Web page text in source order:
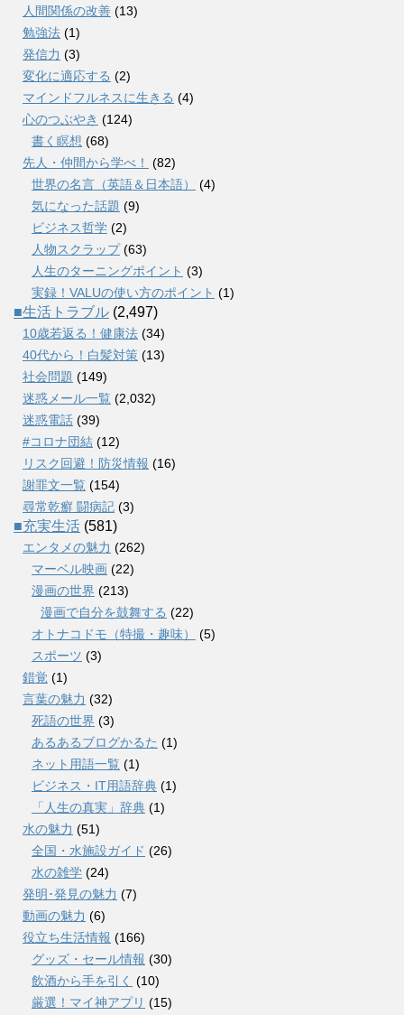
人間関係の改善 (13)
勉強法 (1)
発信力 (3)
変化に適応する (2)
マインドフルネスに生きる (4)
心のつぶやき (124)
書く瞑想 (68)
先人・仲間から学べ！
(82)
世界の名言（英語＆日本語）
(4)
気になった話題 (9)
ビジネス哲学 (2)
人物スクラップ(63)
人生のターニングポイント (3)
実録！VALUの使い方のポイント (1)
■生活トラブル (2,497)
10歳若返る！健康法 (34)
40代から！白髪対策 (13)
社会問題 (149)
迷惑メール一覧 (2,032)
迷惑電話 (39)
#コロナ団結 (12)
リスク回避！防災情報 (16)
謝罪文一覧 (154)
尋常乾癬 闘病記 (3)
■充実生活 (581)
エンタメの魅力 (262)
マーベル映画 (22)
漫画の世界 (213)
漫画で自分を鼓舞する (22)
オトナコドモ（特撮・趣味）
(5)
スポーツ (3)
錯覚 (1)
言葉の魅力 (32)
死語の世界 (3)
あるあるブログかるた (1)
ネット用語一覧 (1)
ビジネス・IT用語辞典 (1)
「人生の真実」辞典 (1)
水の魅力 (51)
全国・水施設ガイド (26)
水の雑学 (24)
発明･発見の魅力 (7)
動画の魅力 (6)
役立ち生活情報 (166)
グッズ・セール情報 (30)
飲酒から手を引く (10)
厳選！マイ神アプリ (15)